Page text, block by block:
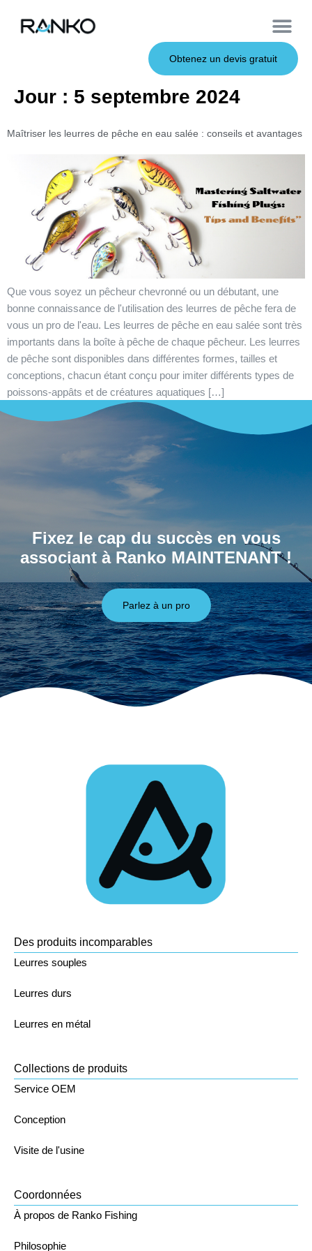
Obtenez un devis gratuit
Jour : 5 septembre 2024
Maîtriser les leurres de pêche en eau salée : conseils et avantages
Que vous soyez un pêcheur chevronné ou un débutant, une
bonne connaissance de l'utilisation des leurres de pêche fera de
vous un pro de l'eau. Les leurres de pêche en eau salée sont très
importants dans la boîte à pêche de chaque pêcheur. Les leurres
de pêche sont disponibles dans différentes formes, tailles et
conceptions, chacun étant conçu pour imiter différents types de
poissons-appâts et de créatures aquatiques […]
Fixez le cap du succès en vous
associant à Ranko MAINTENANT !
Parlez à un pro
Des produits incomparables
Leurres souples
Leurres durs
Leurres en métal
Collections de produits
Service OEM
Conception
Visite de l'usine
Coordonnées
À propos de Ranko Fishing
Philosophie